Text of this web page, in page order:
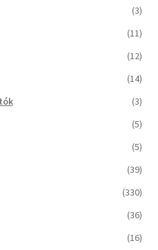
(3)
(11)
(12)
(14)
(3)
(5)
(5)
(39)
(330)
(36)
(16)